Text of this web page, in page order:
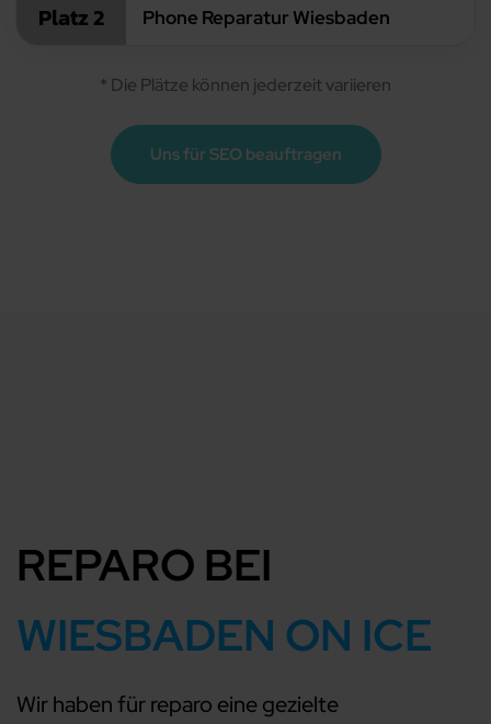
Platz 2 Phone Reparatur Wiesbaden
* Die Plätze können jederzeit variieren
Uns für SEO beauftragen
REPARO BEI
WIESBADEN ON ICE
Wir haben für reparo eine gezielte